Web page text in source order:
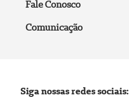
Fale Conosco
Comunicação
Siga nossas redes sociais: